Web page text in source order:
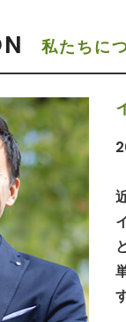
私たちに